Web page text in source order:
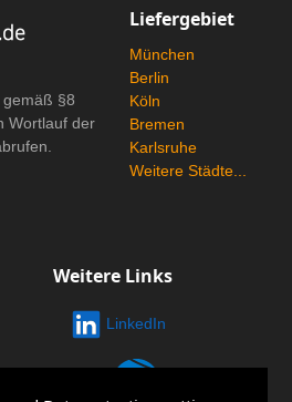
gemäß §8
Wortlauf der
Liefergebiet
München
Berlin
Köln
Bremen
Karlsruhe
Weitere Städte...
Weitere Links
LinkedIn